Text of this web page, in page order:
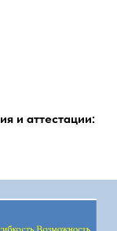
и аттестации: